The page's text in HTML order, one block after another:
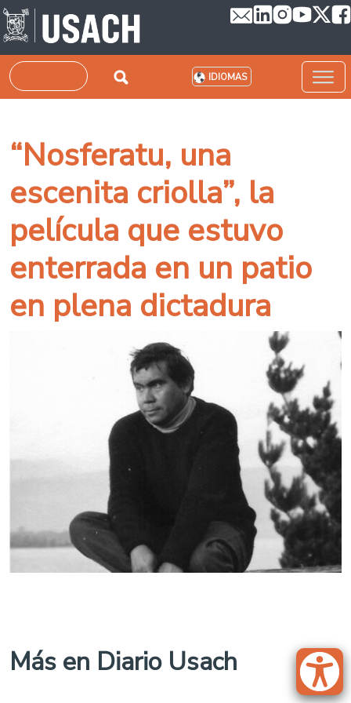
Pasar al contenido principal
Buscar IDIOMAS
“Nosferatu, una
escenita criolla”, la
película que estuvo
enterrada en un patio
en plena dictadura
Más en Diario Usach